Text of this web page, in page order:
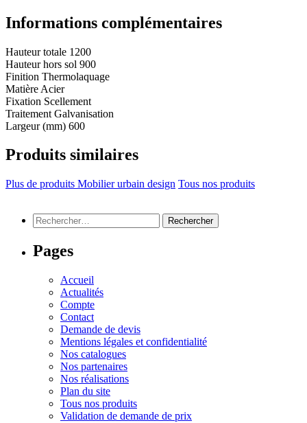
Informations complémentaires
Hauteur totale 1200
Hauteur hors sol 900
Finition Thermolaquage
Matière Acier
Fixation Scellement
Traitement Galvanisation
Largeur (mm) 600
Produits similaires
Plus de produits Mobilier urbain design Tous nos produits
Rechercher :
Pages
Accueil
Actualités
Compte
Contact
Demande de devis
Mentions légales et confidentialité
Nos catalogues
Nos partenaires
Nos réalisations
Plan du site
Tous nos produits
Validation de demande de prix